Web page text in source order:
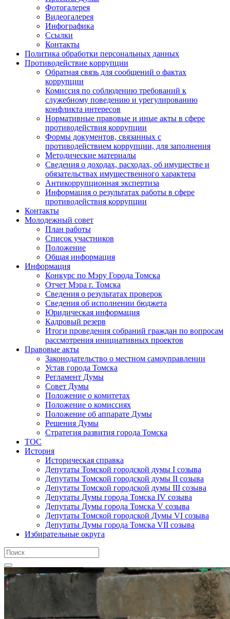
Фотогалерея
Видеогалерея
Инфографика
Ссылки
Контакты
Политика обработки персональных данных
Прoтивoдeйствие кoрpупции
Обратная связь для сообщений о фактах
коррупции
Комиссия по соблюдению требований к
служебному поведению и урегулированию
конфликта интересов
Нормативные правовые и иные акты в сфере
противодействия коррупции
Формы документов, связанных с
противодействием коррупции, для заполнения
Методические материалы
Сведения о доходах, расходах, об имуществе и
обязательствах имущественного характера
Антикоррупционная экспертиза
Информация о результатах работы в сфере
противодействия коррупции
Контакты
Молодежный совет
План работы
Список участников
Положение
Общая информация
Информация
Конкурс по Мэру Города Томска
Отчет Мэра г. Томска
Сведения о результатах проверок
Сведения об исполнении бюджета
Юридическая информация
Кадровый резерв
Итоги проведения собраний граждан по вопросам
рассмотрения инициативных проектов
Правовые акты
Законодательство о местном самоуправлении
Устав города Томска
Регламент Думы
Совет Думы
Положение о комитетах
Положение о комиссиях
Положение об аппарате Думы
Решения Думы
Стратегия развития города Томска
ТОС
История
Историческая справка
Депутаты Томской городской думы I созыва
Депутаты Томской городской думы II созыва
Депутаты Томской городской думы III созыва
Депутаты Думы города Томска IV созыва
Депутаты Думы города Томска V созыва
Депутаты Томской городской Думы VI созыва
Депутаты Думы города Томска VII созыва
Избирательные округа